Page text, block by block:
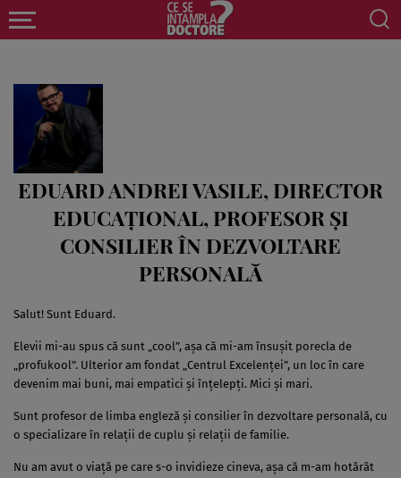
EDUARD ANDREI VASILE, DIRECTOR
EDUCAȚIONAL, PROFESOR ȘI
CONSILIER ÎN DEZVOLTARE
PERSONALĂ
Salut! Sunt Eduard.
Elevii mi-au spus că sunt „cool”, așa că mi-am însușit porecla de
„profukool”. Ulterior am fondat „Centrul Excelenței”, un loc în care
devenim mai buni, mai empatici și înțelepți. Mici și mari.
Sunt profesor de limba engleză și consilier în dezvoltare personală, cu
o specializare în relații de cuplu și relații de familie.
Nu am avut o viață pe care s-o invidieze cineva, așa că m-am hotărât